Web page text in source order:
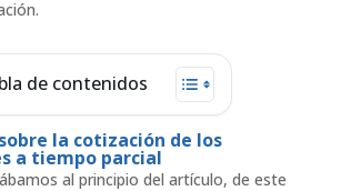
de contenidos
la cotización de los
a tiempo parcial
al principio del artículo, de este